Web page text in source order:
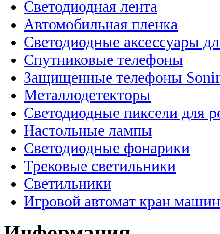
Светодиодная лента
Автомобильная пленка
Светодиодные аксессуары
Спутниковые телефоны
Защищенные телефоны
Металлодетекторы
Светодиодные пиксели для
Настольные лампы
Светодиодные фонарики
Трековые светильники
Светильники
Игровой автомат кран